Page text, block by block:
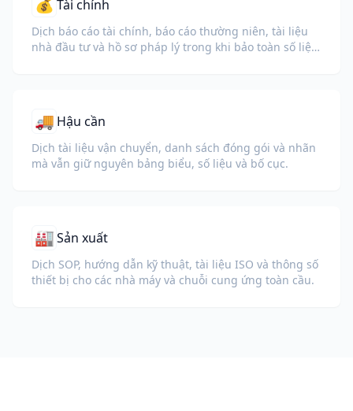
💰 Tài chính
Dịch báo cáo tài chính, báo cáo thường niên, tài liệu
nhà đầu tư và hồ sơ pháp lý trong khi bảo toàn số liệu,
🚚 Hậu cần
Dịch tài liệu vận chuyển, danh sách đóng gói và nhãn
mà vẫn giữ nguyên bảng biểu, số liệu và bố cục.
🏭Sản xuất
Dịch SOP, hướng dẫn kỹ thuật, tài liệu ISO và thông số
thiết bị cho các nhà máy và chuỗi cung ứng toàn cầu.